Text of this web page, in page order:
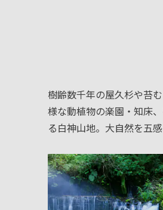
樹齢数千年の屋久杉や苔
様な動植物の楽園・知床
る白神山地。大自然を五